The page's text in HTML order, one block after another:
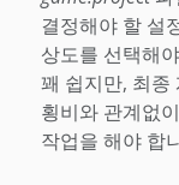
결정해야 할 설
상도를 선택해
꽤 쉽지만, 최종
횡비와 관계없
작업을 해야 합